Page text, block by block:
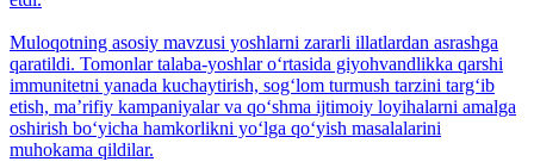
Muloqotning asosiy mavzusi yoshlarni zararli illatlardan asrashga
qaratildi. Tomonlar talaba-yoshlar o‘rtasida giyohvandlikka qarshi
immunitetni yanada kuchaytirish, sog‘lom turmush tarzini targ‘ib
etish, maʼrifiy kampaniyalar va qo‘shma ijtimoiy loyihalarni amalga
oshirish bo‘yicha hamkorlikni yo‘lga qo‘yish masalalarini
muhokama qildilar.